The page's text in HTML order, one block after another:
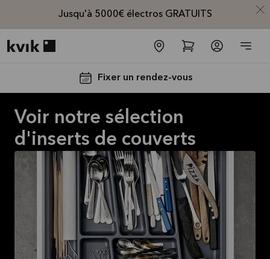
Jusqu'à 5000€ électros GRATUITS
Fixer un rendez-vous
Jusqu'à
5000€
d'appareils
électros
GRATUITS*
Voir notre sélection
d'inserts de couverts